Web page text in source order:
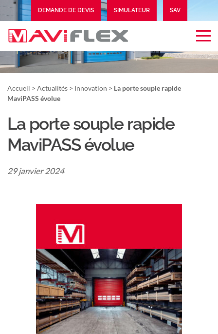
DEMANDE DE DEVIS SIMULATEUR SAV
EXTRANET
Accueil > Actualités > Innovation > La porte souple rapide
MaviPASS évolue
La porte souple rapide
MaviPASS évolue
29 janvier 2024